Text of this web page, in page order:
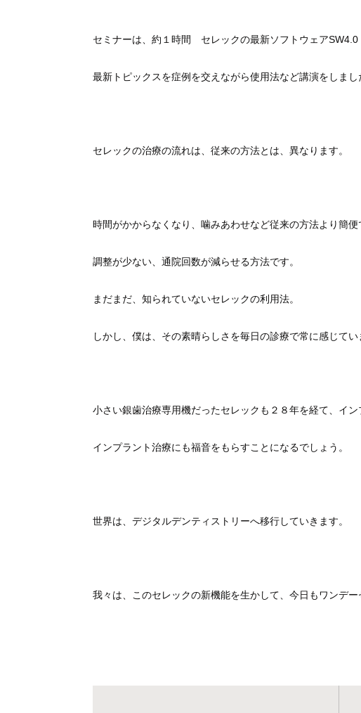
セミナーは、約１時間 セレックの最新ソフトウェアSW4.0
最新トピックスを症例を交えながら使用法など講演をしまし
セレックの治療の流れは、従来の方法とは、異なります。
時間がかからなくなり、噛みあわせなど従来の方法より簡便
調整が少ない、通院回数が減らせる方法です。
まだまだ、知られていないセレックの利用法。
しかし、僕は、その素晴らしさを毎日の診療で常に感じてい
小さい銀歯治療専用機だったセレックも２８年を経て、イ
インプラント治療にも福音をもらすことになるでしょう。
世界は、デジタルデンティストリーへ移行していきます。
我々は、このセレックの新機能を生かして、今日もワンデー